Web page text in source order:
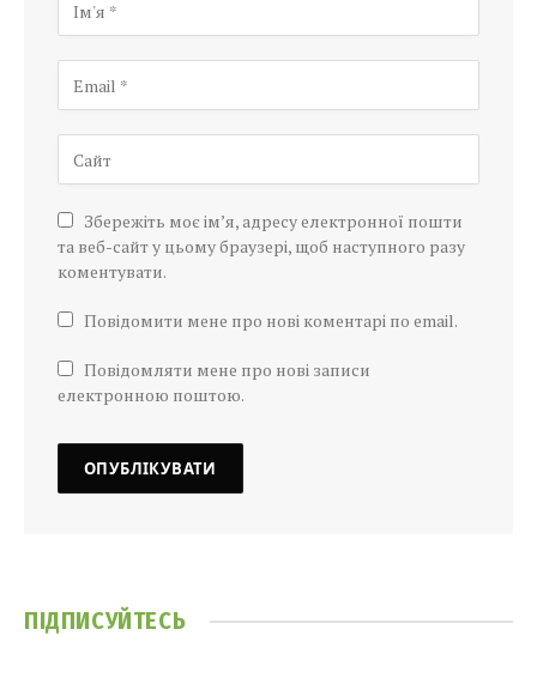
Збережіть моє ім’я, адресу електронної пошти
та веб-сайт у цьому браузері, щоб наступного разу
коментувати.
Повідомити мене про нові коментарі по email.
Повідомляти мене про нові записи
електронною поштою.
ПІДПИСУЙТЕСЬ